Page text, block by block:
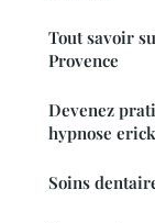
Tout savoir
Provence
Devenez
hypnose
Soins